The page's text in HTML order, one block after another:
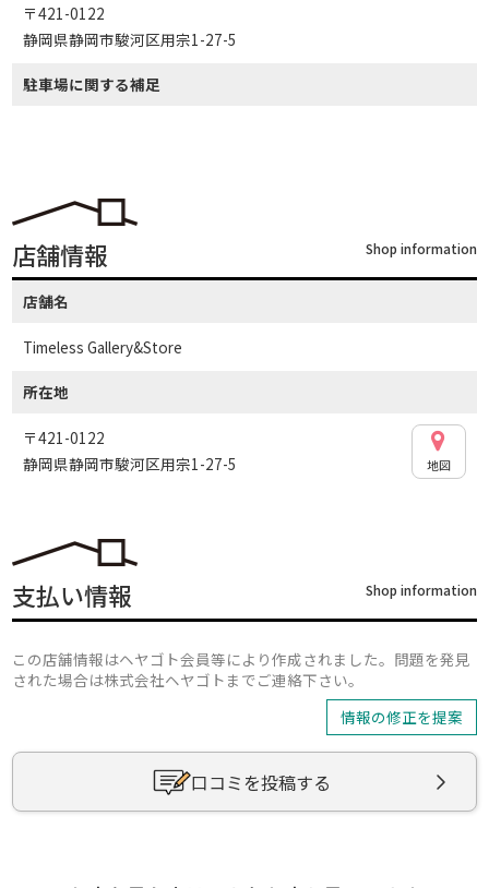
〒421-0122
静岡県静岡市駿河区用宗1-27-5
駐車場に関する補足
店舗情報 Shop information
店舗名
Timeless Gallery&Store
所在地
〒421-0122
静岡県静岡市駿河区用宗1-27-5
地図
支払い情報 Shop information
この店舗情報はヘヤゴト会員等により作成されました。問題を発見
された場合は株式会社ヘヤゴトまでご連絡下さい。
情報の修正を提案
口コミを投稿する